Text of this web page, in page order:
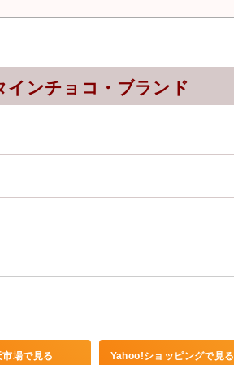
インチョコ・ブランド
市場で見る Yahoo!ショッピングで見る